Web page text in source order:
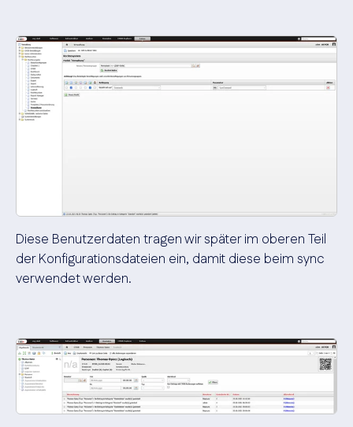
Diese Benutzerdaten tragen wir später im oberen Teil
der Konfigurationsdateien ein, damit diese beim sync
verwendet werden.